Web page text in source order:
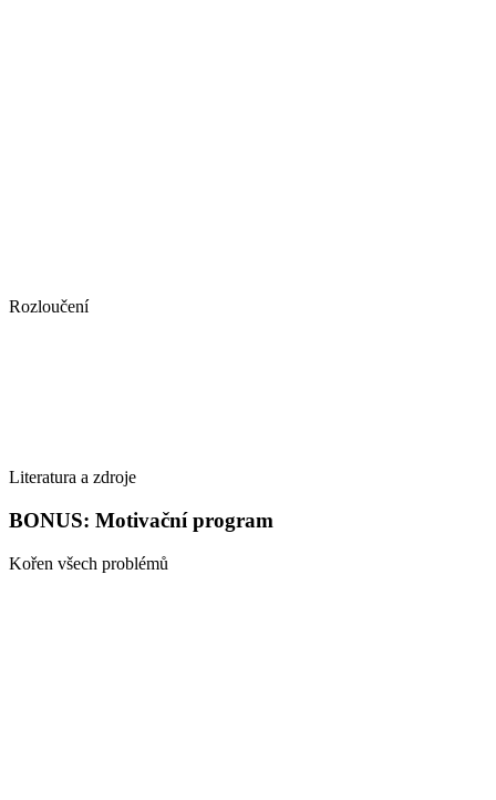
Rozloučení
Literatura a zdroje
BONUS: Motivační program
Kořen všech problémů